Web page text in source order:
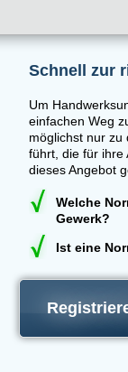
Schnell zur
Um
einfachen Weg
möglichst nur zu
führt, die für ihre
dieses Angebot
Welche
Gewerk?
Ist eine